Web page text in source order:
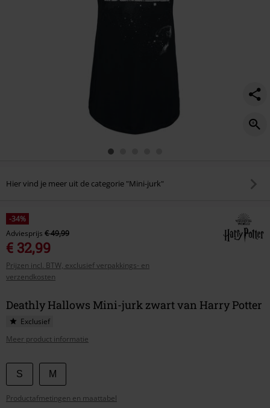
Hier vind je meer uit de categorie "Mini-jurk"
-34%
Adviesprijs € 49,99
€ 32,99
Prijzen incl. BTW, exclusief verpakkings- en
verzendkosten
Deathly Hallows Mini-jurk zwart van Harry Potter
Exclusief
Meer product informatie
Kies
je
maat
S M
Productafmetingen en maattabel